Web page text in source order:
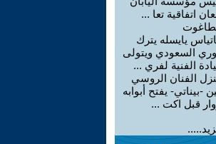
اتفاقية تعا ...
يايسله يترك
السعودي ويتولى
الفنية لفري ...
الفنان الروسي
-بيناتي- يفتح أبوابه
قبل اكت ...